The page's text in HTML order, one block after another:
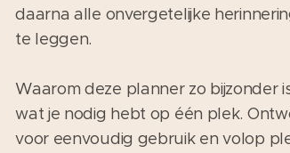
daarna alle onvergetelijke
te leggen.
Waarom deze planner zo bijzonder
wat je nodig hebt op één plek.
voor eenvoudig gebruik en volop